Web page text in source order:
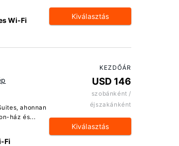
Wi-Fi Kiválasztás
ahonnan
ház és...
Fi
KEZDŐÁR
USD 146
szobánként /
éjszakánként
Kiválasztás